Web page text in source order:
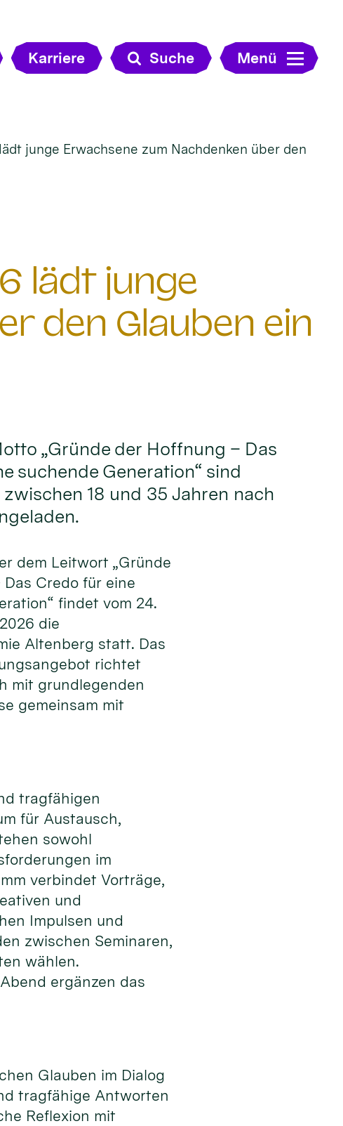
Karriere Suche Menü
junge Erwachsene zum Nachdenken über den
lädt junge
den Glauben ein
„Gründe der Hoffnung – Das
suchende Generation“ sind
18 und 35 Jahren nach
dem Leitwort „Gründe
Credo für eine
findet vom 24.
die
Altenberg statt. Das
richtet
mit grundlegenden
gemeinsam mit
tragfähigen
für Austausch,
sowohl
im
verbindet Vorträge,
und
Impulsen und
zwischen Seminaren,
wählen.
ergänzen das
Glauben im Dialog
tragfähige Antworten
Reflexion mit